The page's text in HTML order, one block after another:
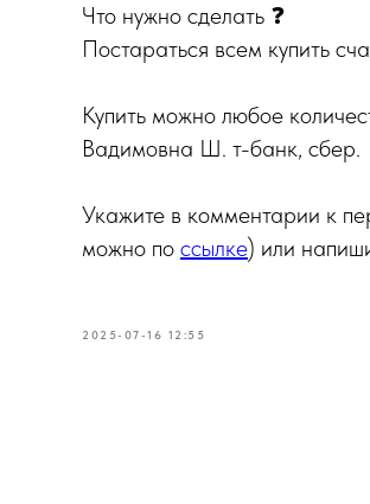
Что нужно сделать ❓
Постараться всем купить
Купить можно любое
Вадимовна Ш. т-банк, сбер.
Укажите в комментарии к
можно по ссылке) или
2025-07-16 12:55